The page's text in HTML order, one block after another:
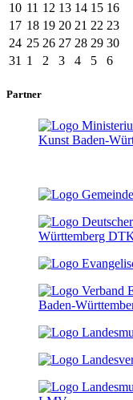
10 11 12 13 14 15 16
17 18 19 20 21 22 23
24 25 26 27 28 29 30
31 1 2 3 4 5 6
Partner